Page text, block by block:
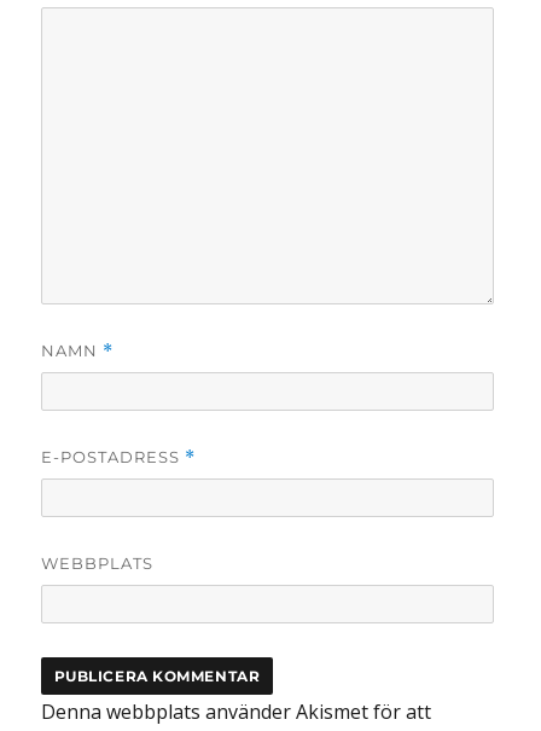
NAMN *
E-POSTADRESS *
WEBBPLATS
Denna webbplats använder Akismet för att